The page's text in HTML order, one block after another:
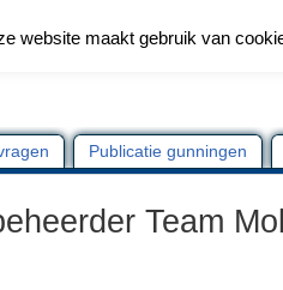
Publicatie gunningen
Team
website maakt gebruik van